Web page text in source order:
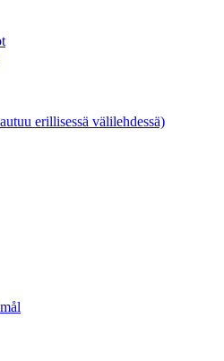
erillisessä välilehdessä)